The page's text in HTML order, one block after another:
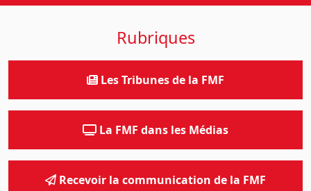
Rubriques
Les Tribunes de la FMF
La FMF dans les Médias
Recevoir la communication de la FMF